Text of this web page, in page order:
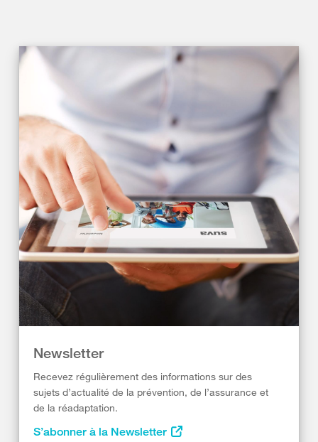
Newsletter
Recevez régulièrement des informations sur des
sujets d’actualité de la prévention, de l’assurance et
de la réadaptation.
S’abonner à la Newsletter